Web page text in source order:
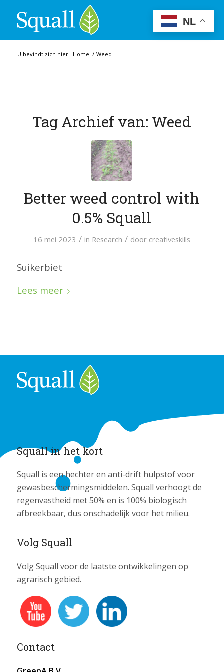
U bevindt zich hier: Home / Weed
Tag Archief van: Weed
Better weed control with
0.5% Squall
16 mei 2023 / in Research / door creativeskills
Suikerbiet
Lees meer
Squall in het kort
Squall is een hechter en anti-drift hulpstof voor
gewasbeschermingsmiddelen. Squall verhoogt de
regenvastheid met 50% en is 100% biologisch
afbreekbaar, dus onschadelijk voor het milieu.
Volg Squall
Volg Squall voor de laatste ontwikkelingen op
agrarisch gebied.
Contact
NL